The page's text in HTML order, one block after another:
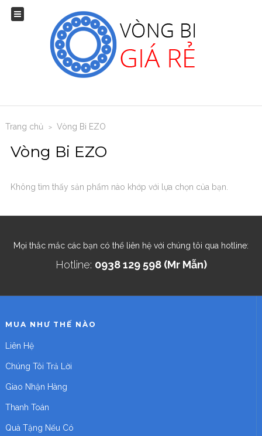
Trang chủ > Vòng Bi EZO
Vòng Bi EZO
Không tìm thấy sản phẩm nào khớp với lựa chọn của bạn.
Mọi thắc mắc các bạn có thể liên hệ với chúng tôi qua hotline:
Hotline: 0938 129 598 (Mr Mẫn)
MUA NHƯ THẾ NÀO
Liên Hệ
Chúng Tôi Trả Lời
Giao Nhận Hàng
Thanh Toán
Quà Tặng Nếu Có